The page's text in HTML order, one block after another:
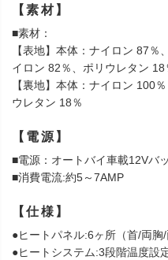
【素材】
■素材：
【表地】本体：ナイロン 87
イロン 82％、ポリウレタン 18
【裏地】本体：ナイロン 100
ウレタン 18％
【電源】
■電源：オートバイ車載12Vバ
■消費電流:約5～7AMP
【仕様】
●ヒートパネル:6ヶ所（首/両胸/
●ヒートシステム:3段階温度設